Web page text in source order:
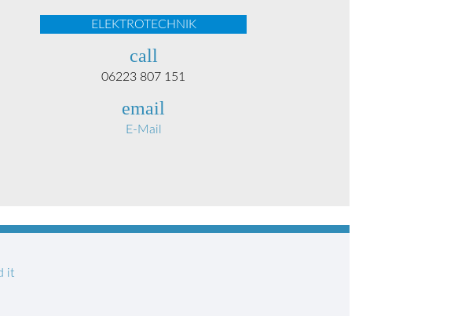
ELEKTROTECHNIK
call
06223 807 151
email
E-Mail